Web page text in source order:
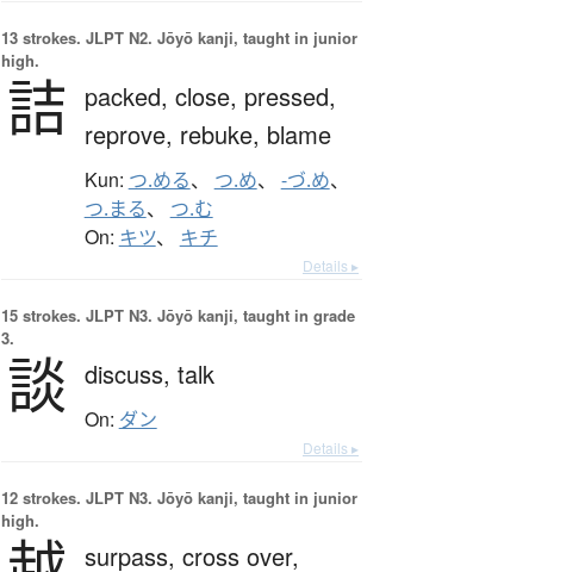
13 strokes. JLPT N2. Jōyō kanji, taught in junior
high.
詰 packed, close, pressed,
reprove, rebuke, blame
Kun: つ.める、 つ.め、 -づ.め、
つ.まる、 つ.む
On: キツ、 キチ
Details ▸
15 strokes. JLPT N3. Jōyō kanji, taught in grade
3.
談 discuss, talk
On: ダン
Details ▸
12 strokes. JLPT N3. Jōyō kanji, taught in junior
high.
surpass, cross over,